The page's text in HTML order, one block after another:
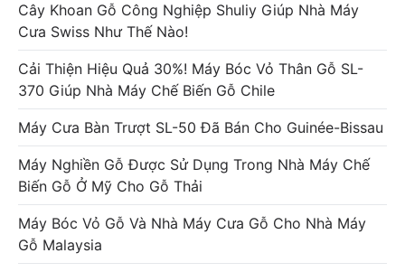
Cây Khoan Gỗ Công Nghiệp Shuliy Giúp Nhà Máy
Cưa Swiss Như Thế Nào!
Cải Thiện Hiệu Quả 30%! Máy Bóc Vỏ Thân Gỗ SL-
370 Giúp Nhà Máy Chế Biến Gỗ Chile
Máy Cưa Bàn Trượt SL-50 Đã Bán Cho Guinée-Bissau
Máy Nghiền Gỗ Được Sử Dụng Trong Nhà Máy Chế
Biến Gỗ Ở Mỹ Cho Gỗ Thải
Máy Bóc Vỏ Gỗ Và Nhà Máy Cưa Gỗ Cho Nhà Máy
Gỗ Malaysia